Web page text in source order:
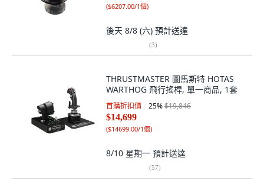
($6207.00/1個)
後天 8/8 (六) 預計送達
(3)
THRUSTMASTER 圖馬斯特 HOTAS
WARTHOG 飛行搖桿, 單一商品, 1套
首購折扣價 25%$19,846
$14,699
($14699.00/1個)
8/10 星期一 預計送達
(57)